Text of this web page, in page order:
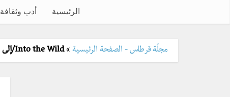
الرئيسية أدب وثقافة
مجلّة قرطاس - الصفحة الرئيسية »Into the Wild/إلى البريّة، تصحيح معنى السعادة